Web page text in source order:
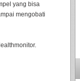
yang bisa
mengobati